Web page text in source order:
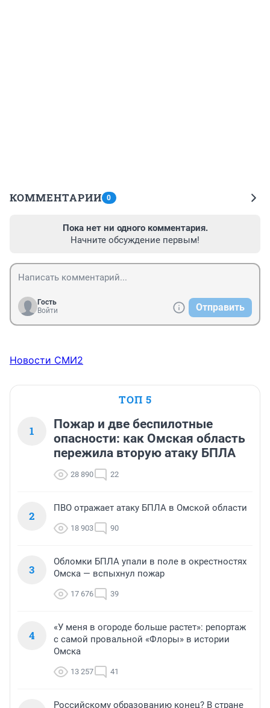
КОММЕНТАРИИ 0
Пока нет ни одного комментария.
Начните обсуждение первым!
Гость
Войти
Отправить
Новости СМИ2
ТОП 5
1
Пожар и две беспилотные
опасности: как Омская область
пережила вторую атаку БПЛА
28 890 22
2
ПВО отражает атаку БПЛА в Омской области
18 903 90
3
Обломки БПЛА упали в поле в окрестностях
Омска — вспыхнул пожар
17 676 39
4
«У меня в огороде больше растет»: репортаж
с самой провальной «Флоры» в истории
Омска
13 257 41
Российскому образованию конец? В стране